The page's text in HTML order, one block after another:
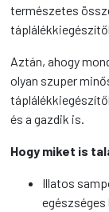
természetes
Aztán, ahogy
olyan szuper
és a gazdik is.
Hogy miket is
Illatos